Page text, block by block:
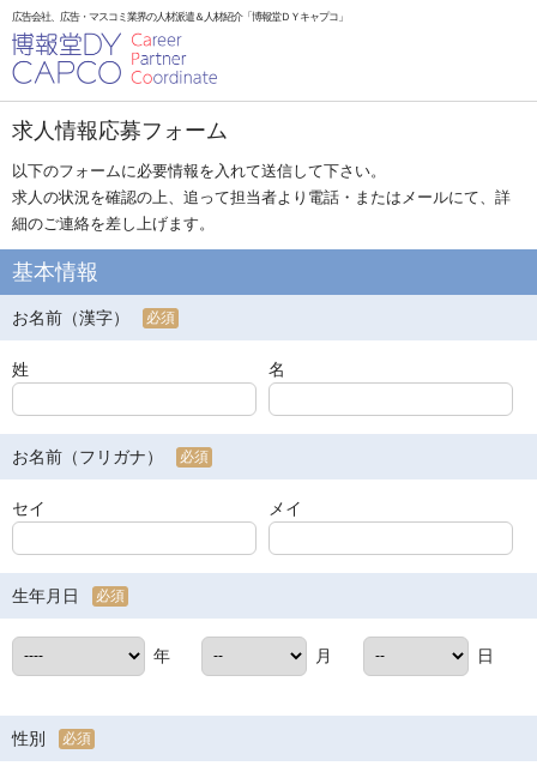
広告会社、広告・マスコミ業界の人材派遣＆人材紹介「博報堂ＤＹキャプコ」
求人情報応募フォーム
以下のフォームに必要情報を入れて送信して下さい。
求人の状況を確認の上、追って担当者より電話・またはメールにて、詳
細のご連絡を差し上げます。
基本情報
お名前（漢字） 必須
姓 名
お名前（フリガナ） 必須
セイ メイ
生年月日 必須
年 月 日
性別 必須